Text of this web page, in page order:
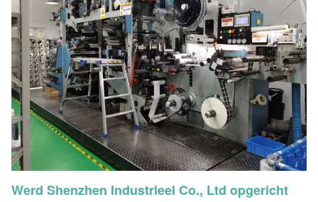
Werd Shenzhen Industrieel Co., Ltd opgericht